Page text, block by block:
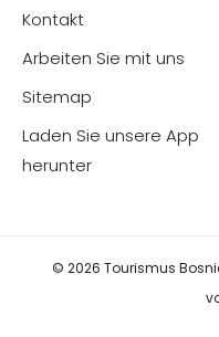
Kontakt
Arbeiten Sie mit uns
Sitemap
Laden Sie unsere App
herunter
© 2026 Tourismus